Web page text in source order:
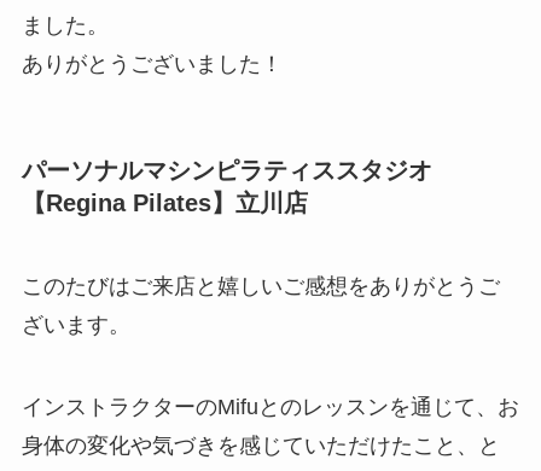
ました。
ありがとうございました！
パーソナルマシンピラティススタジオ
【Regina Pilates】立川店
このたびはご来店と嬉しいご感想をありがとうご
ざいます。
インストラクターのMifuとのレッスンを通じて、お
身体の変化や気づきを感じていただけたこと、と